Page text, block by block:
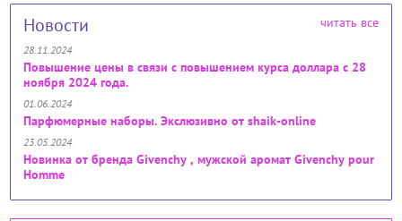
Новости читать все
28.11.2024
Повышение цены в связи с повышением курса доллара с 28
ноября 2024 года.
01.06.2024
Парфюмерные наборы. Экслюзивно от shaik-online
23.05.2024
Новинка от бренда Givenchy , мужской аромат Givenchy pour
Homme